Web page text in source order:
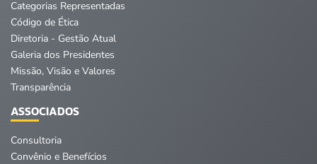
Categorias Representadas
Código de Ética
Diretoria - Gestão Atual
Galeria dos Presidentes
Missão, Visão e Valores
Transparência
ASSOCIADOS
Consultoria
Convênio e Benefícios